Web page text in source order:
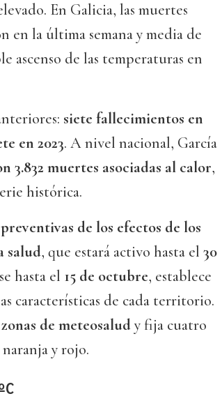
En Galicia, las muertes
en la última semana y media de
ascenso de las temperaturas en
siete fallecimientos en
en 2023. A nivel nacional, García
3.832 muertes asociadas al calor,
histórica.
de los efectos de los
salud, que estará activo hasta el 30
hasta el 15 de octubre, establece
características de cada territorio.
zonas de meteosaludy fija cuatro
y rojo.